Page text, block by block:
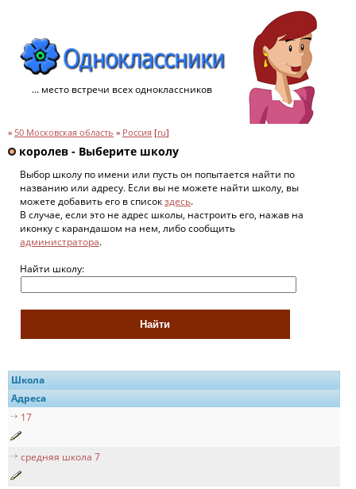
... место встречи всех одноклассников
» 50 Московская область » Россия [ru]
королев - Выберите школу
Выбор школу по имени или пусть он попытается найти по
названию или адресу. Если вы не можете найти школу, вы
можете добавить его в списокздесь.
В случае, если это не адрес школы, настроить его, нажав на
иконку с карандашом на нем, либо сообщить
администратора.
Найти школу:
Школа
Адреса
17
средняя школа 7